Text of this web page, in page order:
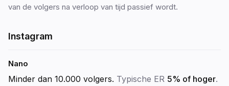
van de volgers na verloop van tijd passief wordt.
Instagram
Nano
Minder dan 10.000 volgers. Typische ER 5% of hoger.